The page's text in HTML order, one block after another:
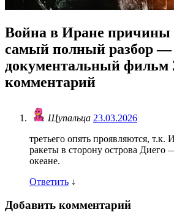
Война в Иране причины
самый полный разбор —
документальный фильм
комментарий
Щупальца 23.03.2026
третьего опять проявляются, т.к.
ракеты в сторону острова
океане.
Ответить ↓
Добавить комментарий